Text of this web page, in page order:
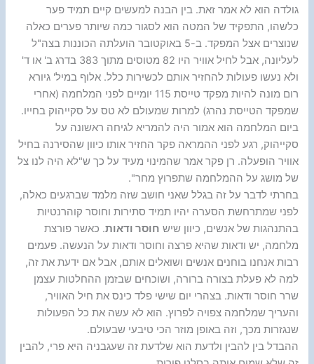
גולדה הוא לא אמר זאת. בין הבנה למעשים קיים תמיד פער
כלשהו, התפקיד של המטה הוא לסגור כמה שיותר פערים כאלה
שנוצרים אצל המפקד. ב-5 באוקטובר הועלתה הכוננות בצה"ל
לעליונה, אבל לחיל אוויר היו 82 מטוסים מתוך 383 בדרג ב' או ד'
ולא נעשו פעולות להחזיר אותם לכשירות כלל. אלוף במיל' גיורא
רום מונה להיות מפקד טייסת 115 יומיים לפני המלחמה (אחרי
שמפקד הטייסת נהרג) למרות שמעולם לא טס על סקייהוק בחייו.
ביום המלחמה הוא אמור היה להמריא לגיחה ראשונה על
סקייהוק, רגע לפני ההמראה פקר החזיר אותו כיוון שהסירנה בחיל
אוויר הופעלה. רן פקר אמר שהמינוי מעיד על כך ש"לא היה לנו צל
של מושג על ההמלחמה שתפרוץ מחר".
בחרתי לדבר על זה בגלל שאני חושב שזה מלמד שברגעים כאלה,
לפני שמתרחשת הסערה יהיו תמיד סתירות וחוסר קוהרנטיות
בהתנהגות של אנשים, כיוון שיש חוסר ודאות. כאשר פורצת
מלחמה, יש ודאות שהיא פרצה וחוסר ודאות על הנעשה. פעמים
רבות אנחנו בוחנים אנשים ושואלים אותם, אבל אם ידעת את זה,
למה לא פעלת בצורה ברורה, ושוכחים שבזמן ההחלטות עצמן
שרר חוסר ודאות. בצהרי יום שישי פלד כינס את חיל האוויר,
והעריך שמלחמה צפויה לפרוץ. הוא לא עשה את כל הפעולות
שנגזרות מכך, וזה באופן מוזר הכי טיבעי שבעולם.
ההבדל בין להבין ולדעת הוא שלדעת זה שעגבניה היא פרי, להבין